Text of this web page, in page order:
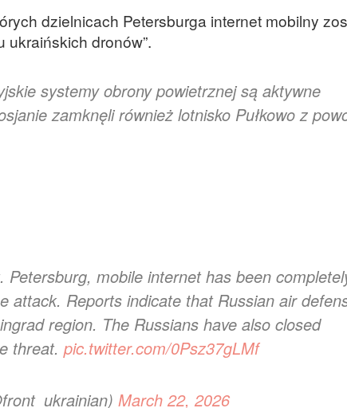
dzielnicach Petersburga internet mobilny
ukraińskich dronów”.
systemy obrony powietrznej są aktywne
zamknęli również lotnisko Pułkowo z
mobile internet has been
attack. Reports indicate that Russian air
region. The Russians have also closed
threat. pic.twitter.com/0Psz37gLMf
March 22, 2026